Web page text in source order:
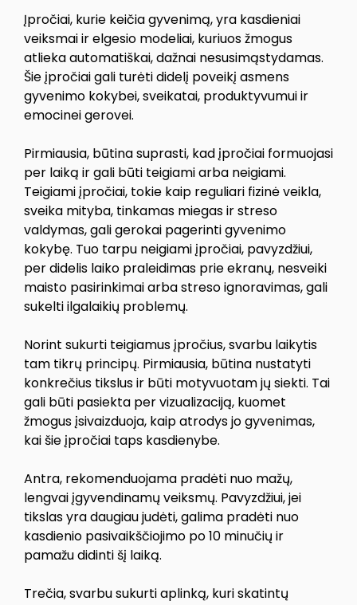
Įpročiai, kurie keičia gyvenimą, yra kasdieniai
veiksmai ir elgesio modeliai, kuriuos žmogus
atlieka automatiškai, dažnai nesusimąstydamas.
Šie įpročiai gali turėti didelį poveikį asmens
gyvenimo kokybei, sveikatai, produktyvumui ir
emocinei gerovei.
Pirmiausia, būtina suprasti, kad įpročiai formuojasi
per laiką ir gali būti teigiami arba neigiami.
Teigiami įpročiai, tokie kaip reguliari fizinė veikla,
sveika mityba, tinkamas miegas ir streso
valdymas, gali gerokai pagerinti gyvenimo
kokybę. Tuo tarpu neigiami įpročiai, pavyzdžiui,
per didelis laiko praleidimas prie ekranų, nesveiki
maisto pasirinkimai arba streso ignoravimas, gali
sukelti ilgalaikių problemų.
Norint sukurti teigiamus įpročius, svarbu laikytis
tam tikrų principų. Pirmiausia, būtina nustatyti
konkrečius tikslus ir būti motyvuotam jų siekti. Tai
gali būti pasiekta per vizualizaciją, kuomet
žmogus įsivaizduoja, kaip atrodys jo gyvenimas,
kai šie įpročiai taps kasdienybe.
Antra, rekomenduojama pradėti nuo mažų,
lengvai įgyvendinamų veiksmų. Pavyzdžiui, jei
tikslas yra daugiau judėti, galima pradėti nuo
kasdienio pasivaikščiojimo po 10 minučių ir
pamažu didinti šį laiką.
Trečia, svarbu sukurti aplinką, kuri skatintų